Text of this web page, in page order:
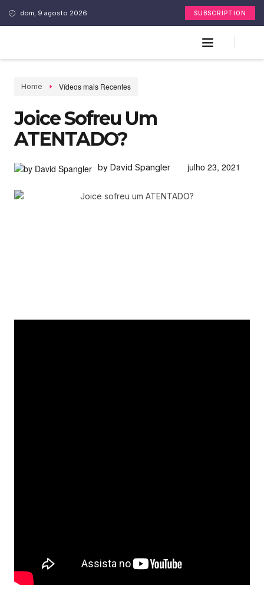
dom, 9 agosto 2026 SUBSCRIPTION
Home Vídeos mais Recentes
Joice Sofreu Um
ATENTADO?
by David Spangler julho 23, 2021